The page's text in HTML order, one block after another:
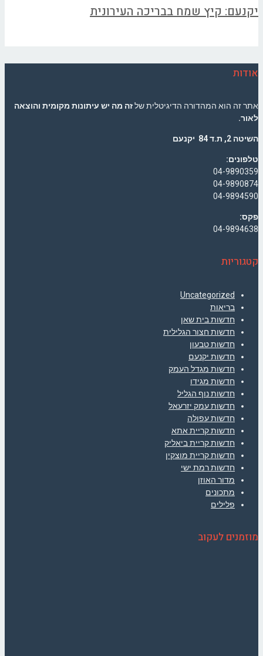
יקנעם: קיץ שמח בבריכה העירונית
אודות
אתר זה הוא המהדורה הדיגיטלית שלזה מה יש עיתונות מקומית והוצאה
לאור.
השיטה 2, ת.ד 84 יקנעם
טלפונים:
04-9890359
04-9890874
04-9894590
פקס:
04-9894638
קטגוריות
Uncategorized
בריאות
חדשות בית שאן
חדשות חצור הגלילית
חדשות טבעון
חדשות יקנעם
חדשות מגדל העמק
חדשות מגידו
חדשות נוף הגליל
חדשות עמק יזרעאל
חדשות עפולה
חדשות קריית אתא
חדשות קריית ביאליק
חדשות קריית מוצקין
חדשות רמת ישי
מדור האוזן
מתכונים
פלילים
מוזמנים לעקוב